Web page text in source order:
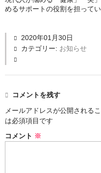
有用な毛細血管観察方法
新型コロナウイルス感染の
病気と上手に付き合う
書籍販売
めるサポートの役割を担ってい
2020年01月30日
カテゴリー: お知らせ
コメントを残す
メールアドレスが公開される
は必須項目です
コメント ※